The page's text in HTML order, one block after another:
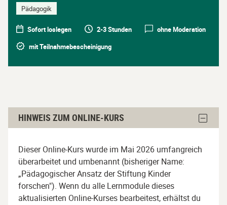
Pädagogik
Sofort loslegen 2-3 Stunden
ohne Moderation
mit Teilnahmebescheinigung
Hinweis
Kurs
überspringen
Block
Hinweis
Kurs
HINWEIS ZUM ONLINE-KURS
Dieser Online-Kurs wurde im Mai 2026 umfangreich
überarbeitet und umbenannt (bisheriger Name:
„Pädagogischer Ansatz der Stiftung Kinder
forschen"). Wenn du alle Lernmodule dieses
aktualisierten Online-Kurses bearbeitest, erhältst du